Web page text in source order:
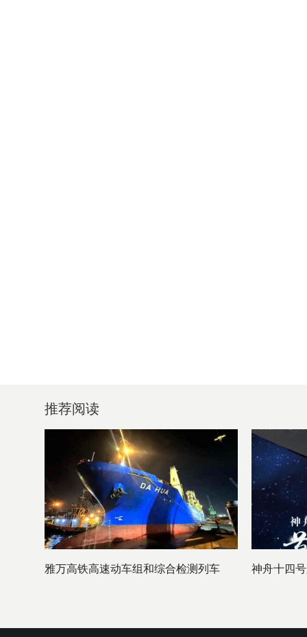
推荐阅读
雅万高铁高速动车组和综合检测列车 神舟十四